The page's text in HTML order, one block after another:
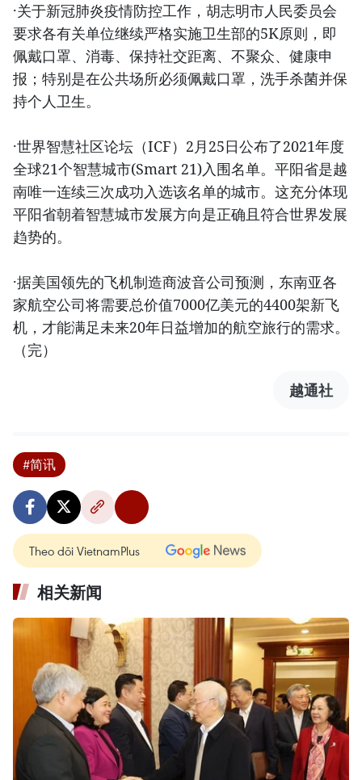
·关于新冠肺炎疫情防控工作，胡志明市人民委员会
要求各有关单位继续严格实施卫生部的5K原则，即
佩戴口罩、消毒、保持社交距离、不聚众、健康申
报；特别是在公共场所必须佩戴口罩，洗手杀菌并保
持个人卫生。
·世界智慧社区论坛（ICF）2月25日公布了2021年度
全球21个智慧城市(Smart 21)入围名单。平阳省是越
南唯一连续三次成功入选该名单的城市。这充分体现
平阳省朝着智慧城市发展方向是正确且符合世界发展
趋势的。
·据美国领先的飞机制造商波音公司预测，东南亚各
家航空公司将需要总价值7000亿美元的4400架新飞
机，才能满足未来20年日益增加的航空旅行的需求。
（完）
越通社
#简讯
Theo dõi VietnamPlus
相关新闻